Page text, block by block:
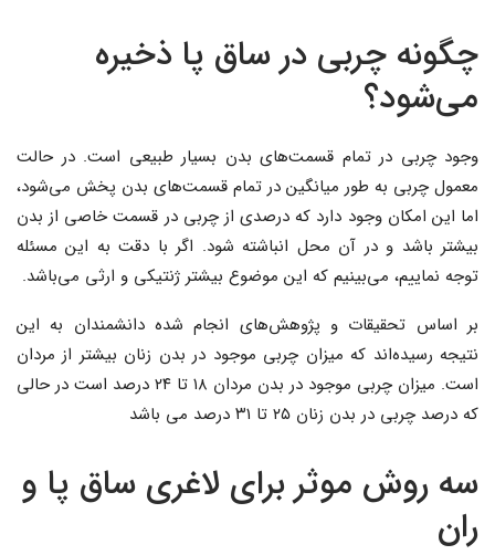
چگونه چربی در ساق پا ذخیره
می‌شود؟
وجود چربی در تمام قسمت‌های بدن بسیار طبیعی است. در حالت
معمول چربی به طور میانگین در تمام قسمت‌های بدن پخش می‌شود،
اما این امکان وجود دارد که درصدی از چربی در قسمت خاصی از بدن
بیشتر باشد و در آن محل انباشته شود. اگر با دقت به این مسئله
توجه نماییم، می‌بینیم که این موضوع بیشتر ژنتیکی و ارثی می‌باشد.
بر اساس تحقیقات و پژوهش‌های انجام شده دانشمندان به این
نتیجه رسیده‌اند که میزان چربی موجود در بدن زنان بیشتر از مردان
است. میزان چربی موجود در بدن مردان ۱۸ تا ۲۴ درصد است در حالی
که درصد چربی در بدن زنان ۲۵ تا ۳۱ درصد می باشد
سه روش موثر برای لاغری ساق پا و
ران